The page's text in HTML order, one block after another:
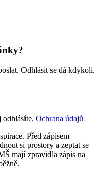
Odhlásit se dá kdykoli.
Ochrana údajů
Před zápisem
si prostory a zeptat se
mají zpravidla zápis na